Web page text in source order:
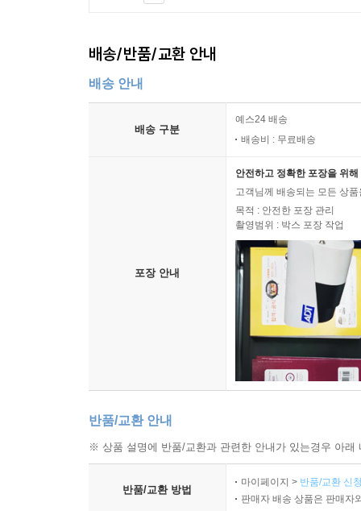
배송/반품/교환 안내
배송 안내
배송 구분
예스24 배송
배송비 : 무료배송
포장 안내
안전하고 정확한 포장을 위
고객님께 배송되는 모든 상
목적 : 안전한 포장 관리
촬영범위 : 박스 포장 작업
반품/교환 안내
※ 상품 설명에 반품/교환과 관련한 안내가 있는경우 아
반품/교환 방법
마이페이지 > 반품/교환 신
판매자 배송 상품은 판매자